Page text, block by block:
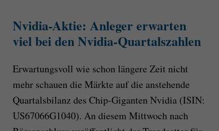
Nvidia-Aktie: Anleger erwarten
viel bei den Nvidia-Quartalszahlen
Erwartungsvoll wie schon längere Zeit nicht
mehr schauen die Märkte auf die anstehende
Quartalsbilanz des Chip-Giganten Nvidia (ISIN:
US67066G1040). An diesem Mittwoch nach